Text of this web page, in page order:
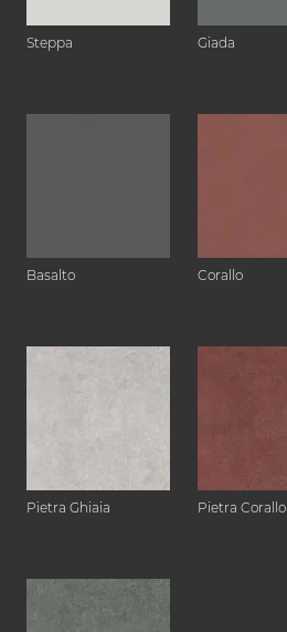
Steppa Giada
Basalto Corallo
Pietra Ghiaia Pietra Corallo